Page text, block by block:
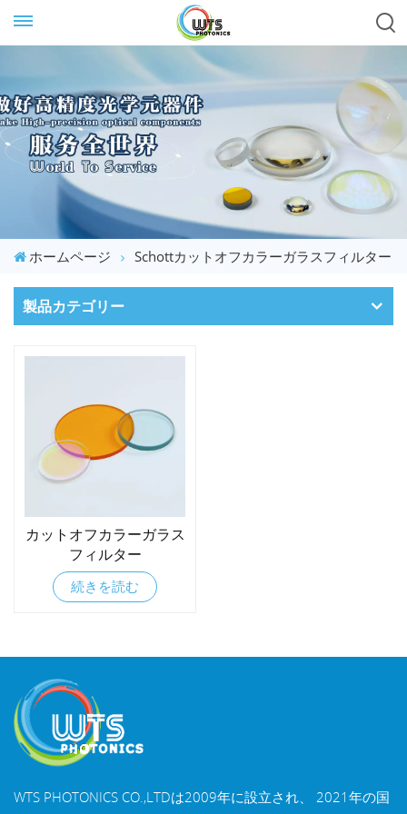
ホームページ Schottカットオフカラーガラスフィルター
製品カテゴリー
カットオフカラーガラス
フィルター
続きを読む
WTS PHOTONICS CO.,LTDは2009年に設立され、 2021年の国